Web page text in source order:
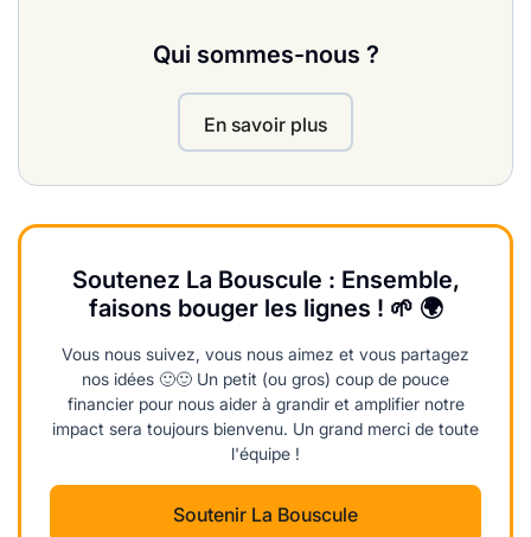
Qui sommes-nous ?
En savoir plus
Soutenez La Bouscule : Ensemble,
faisons bouger les lignes ! 🌱 🌍
Vous nous suivez, vous nous aimez et vous partagez
nos idées 🙂🙂 Un petit (ou gros) coup de pouce
financier pour nous aider à grandir et amplifier notre
impact sera toujours bienvenu. Un grand merci de toute
l'équipe !
Soutenir La Bouscule